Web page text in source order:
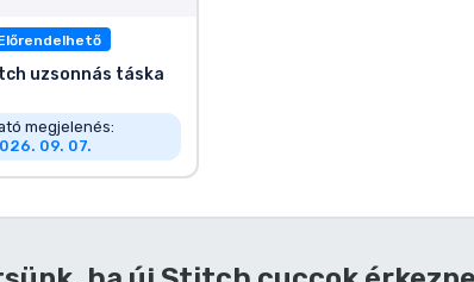
uzsonnás táska
megjelenés:
09. 07.